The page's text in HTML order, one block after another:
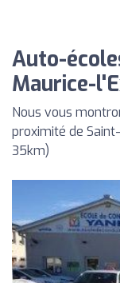
Auto-
Maurice-
Nous vous
proximité de
35km)